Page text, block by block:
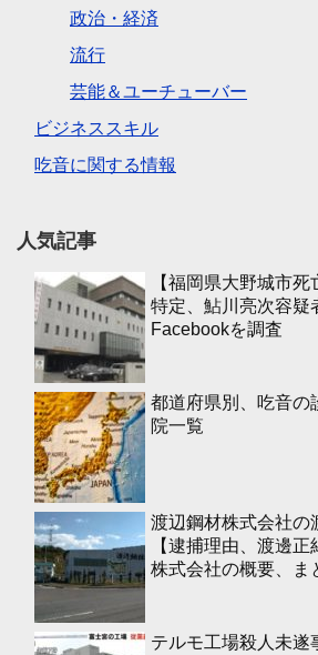
政治・経済
流行
芸能＆ユーチューバー
ビジネススキル
吃音に関する情報
人気記事
【福岡県大野城市
特定、鮎川亮次容疑
Facebookを調査
都道府県別、吃音の
院一覧
渡辺鋼材株式会社の
【逮捕理由、渡邊
株式会社の概要、ま
テルモ工場殺人未遂